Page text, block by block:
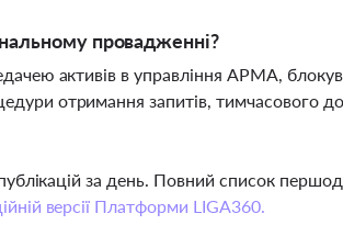
провадженні?
активів в управління АРМА,
отримання запитів, тимчасового
за день. Повний список
версії Платформи LIGA360.